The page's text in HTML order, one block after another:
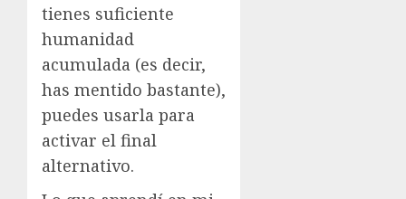
tienes suficiente
humanidad
acumulada (es decir,
has mentido bastante),
puedes usarla para
activar el final
alternativo.